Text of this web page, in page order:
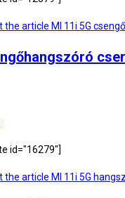
id="16279"]